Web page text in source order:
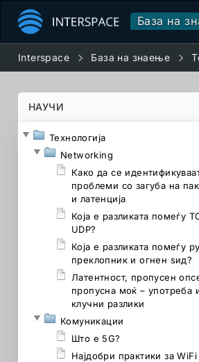
База на
Interspace База на знаење
НАУЧИ
Технологија
Networking
Како да се
проблеми со загуба на
и латенција
Која е разликата помеѓу
UDP?
Која е разликата помеѓу
преклопник и огнен ѕид?
Латентност, пропусен
пропусна моќ – употреба
клучни разлики
Комуникации
Што е 5G?
Најдобри практики за WiFi